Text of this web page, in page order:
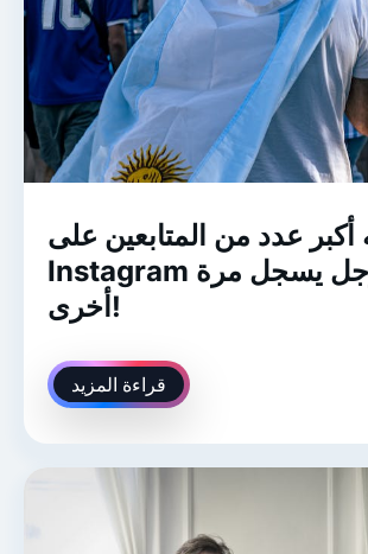
أكبر عدد من المتابعين على
Instagram هذا الرجل يسجل مرة
أخرى!
قراءة المزيد